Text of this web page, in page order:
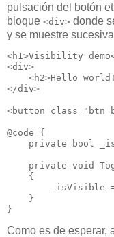
pulsación del botón
bloque <div> donde
y se muestre
<h1>Visibility
<div>
<h2>Hello
</div>
<button class="btn
@code {
private bool
private void
    {
_isVisible
    }
Como es de esperar,